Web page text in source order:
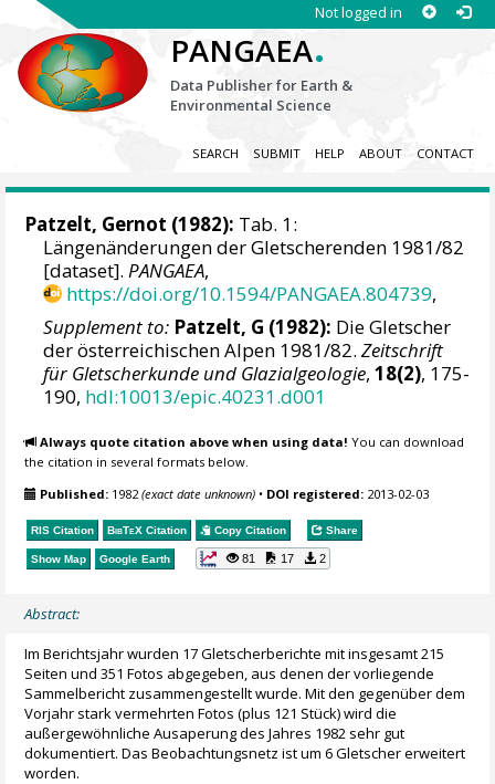
Not logged in
PANGAEA.
Data Publisher for Earth &
Environmental Science
SEARCH SUBMIT HELP ABOUT CONTACT
Patzelt, Gernot (1982): Tab. 1:
Längenänderungen der Gletscherenden 1981/82
[dataset].PANGAEA,
https://doi.org/10.1594/PANGAEA.804739,
Supplement to: Patzelt, G (1982): Die Gletscher
der österreichischen Alpen 1981/82.Zeitschrift
für Gletscherkunde und Glazialgeologie,18(2), 175-
190, hdl:10013/epic.40231.d001
Always quote citation above when using data! You can download
the citation in several formats below.
Published: 1982(exact date unknown) • DOI registered: 2013-02-03
RIS Citation BibTeX Citation Copy Citation Share
Show Map Google Earth 81 17 2
Abstract:
Im Berichtsjahr wurden 17 Gletscherberichte mit insgesamt 215
Seiten und 351 Fotos abgegeben, aus denen der vorliegende
Sammelbericht zusammengestellt wurde. Mit den gegenüber dem
Vorjahr stark vermehrten Fotos (plus 121 Stück) wird die
außergewöhnliche Ausaperung des Jahres 1982 sehr gut
dokumentiert. Das Beobachtungsnetz ist um 6 Gletscher erweitert
worden.